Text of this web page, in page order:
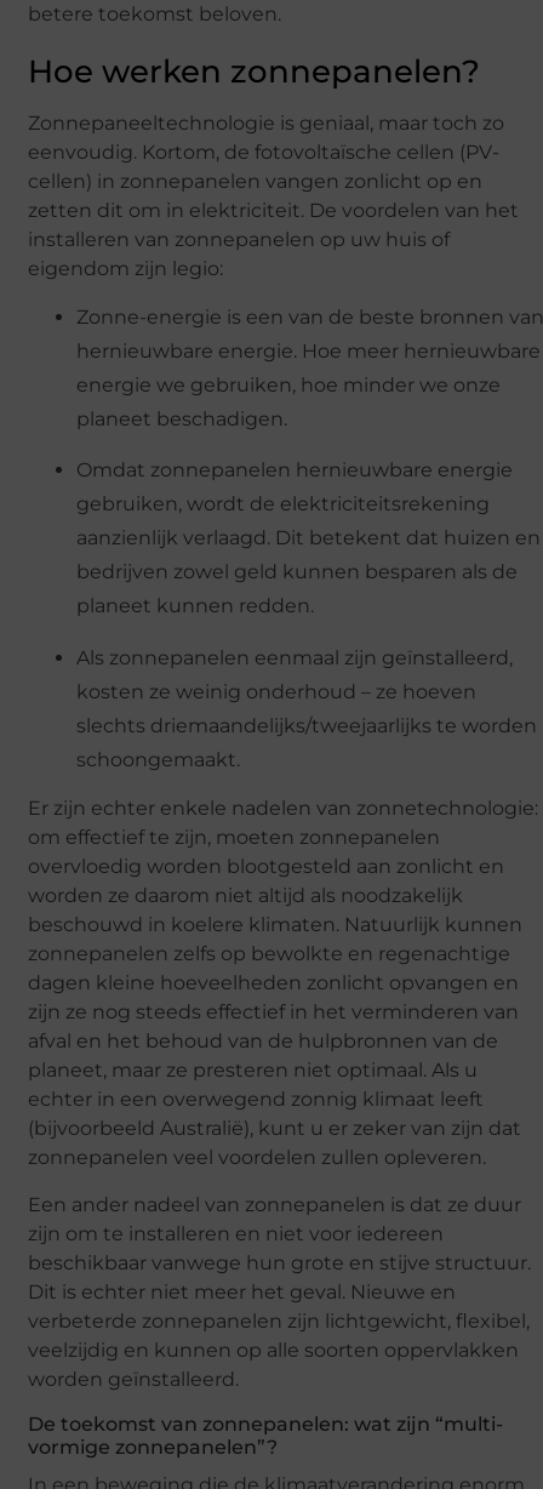
betere toekomst beloven.
Hoe werken zonnepanelen?
Zonnepaneeltechnologie is geniaal, maar toch zo
eenvoudig. Kortom, de fotovoltaïsche cellen (PV-
cellen) in zonnepanelen vangen zonlicht op en
zetten dit om in elektriciteit. De voordelen van het
installeren van zonnepanelen op uw huis of
eigendom zijn legio:
Zonne-energie is een van de beste bronnen
hernieuwbare energie. Hoe meer hernieuwbare
energie we gebruiken, hoe minder we onze
planeet beschadigen.
Omdat zonnepanelen hernieuwbare energie
gebruiken, wordt de elektriciteitsrekening
aanzienlijk verlaagd. Dit betekent dat huizen en
bedrijven zowel geld kunnen besparen als de
planeet kunnen redden.
Als zonnepanelen eenmaal zijn geïnstalleerd,
kosten ze weinig onderhoud – ze hoeven
slechts driemaandelijks/tweejaarlijks te worden
schoongemaakt.
Er zijn echter enkele nadelen van zonnetechnologie:
om effectief te zijn, moeten zonnepanelen
overvloedig worden blootgesteld aan zonlicht en
worden ze daarom niet altijd als noodzakelijk
beschouwd in koelere klimaten. Natuurlijk kunnen
zonnepanelen zelfs op bewolkte en regenachtige
dagen kleine hoeveelheden zonlicht opvangen en
zijn ze nog steeds effectief in het verminderen van
afval en het behoud van de hulpbronnen van de
planeet, maar ze presteren niet optimaal. Als u
echter in een overwegend zonnig klimaat leeft
(bijvoorbeeld Australië), kunt u er zeker van zijn dat
zonnepanelen veel voordelen zullen opleveren.
Een ander nadeel van zonnepanelen is dat ze duur
zijn om te installeren en niet voor iedereen
beschikbaar vanwege hun grote en stijve structuur.
Dit is echter niet meer het geval. Nieuwe en
verbeterde zonnepanelen zijn lichtgewicht, flexibel,
veelzijdig en kunnen op alle soorten oppervlakken
worden geïnstalleerd.
De toekomst van zonnepanelen: wat zijn “multi-
vormige zonnepanelen”?
In een beweging die de klimaatverandering enorm